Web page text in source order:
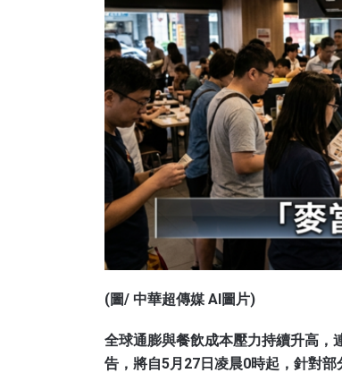
(圖/ 中華超傳媒 AI圖片)
全球通膨與餐飲成本壓力持續升高，
告，將自5月27日凌晨0時起，針對